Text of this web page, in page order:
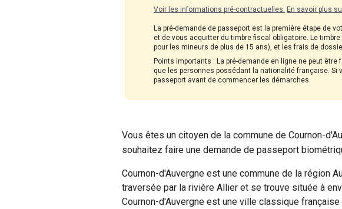
Voir les informations pré-contractuelles. En savoir plus
La pré-demande de passeport est la première étape de
et de vous acquitter du timbre fiscal obligatoire. Le
pour les mineurs de plus de 15 ans), et les frais de
Points importants : La pré-demande en ligne ne peut
que les personnes possédant la nationalité française.
passeport avant de commencer les démarches.
Vous êtes un citoyen de la commune de Cournon-
souhaitez faire une demande de passeport
Cournon-d'Auvergne est une commune de la région
traversée par la rivière Allier et se trouve située à
Cournon-d'Auvergne est une ville classique